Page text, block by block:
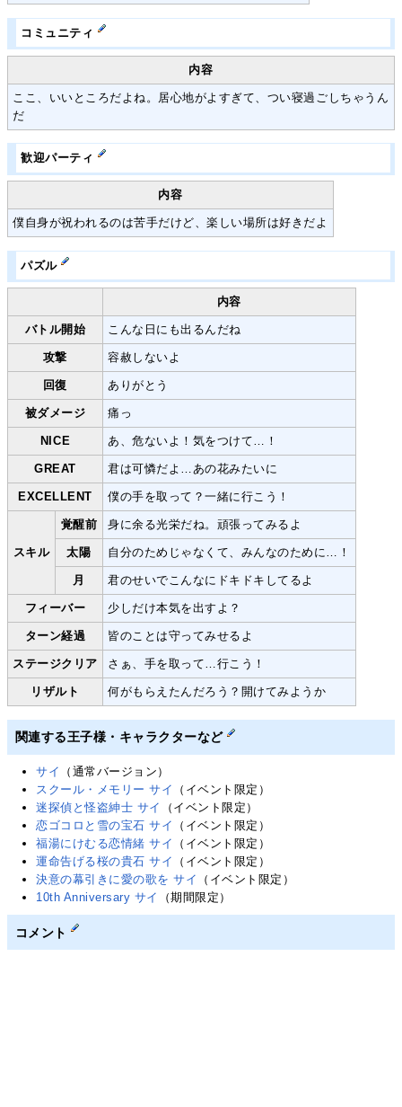
コミュニティ
内容
ここ、いいところだよね。居心地がよすぎて、つい寝過ごしちゃうん
だ
歓迎パーティ
内容
僕自身が祝われるのは苦手だけど、楽しい場所は好きだよ
パズル
内容
バトル開始 こんな日にも出るんだね
攻撃 容赦しないよ
回復 ありがとう
被ダメージ 痛っ
NICE あ、危ないよ！気をつけて…！
GREAT 君は可憐だよ…あの花みたいに
EXCELLENT 僕の手を取って？一緒に行こう！
スキル
覚醒前 身に余る光栄だね。頑張ってみるよ
太陽 自分のためじゃなくて、みんなのために…！
月 君のせいでこんなにドキドキしてるよ
フィーバー 少しだけ本気を出すよ？
ターン経過 皆のことは守ってみせるよ
ステージクリア さぁ、手を取って…行こう！
リザルト 何がもらえたんだろう？開けてみようか
関連する王子様・キャラクターなど
サイ
（通常バージョン）
スクール・メモリー サイ
（イベント限定）
迷探偵と怪盗紳士 サイ
（イベント限定）
恋ゴコロと雪の宝石 サイ
（イベント限定）
福湯にけむる恋情緒 サイ
（イベント限定）
運命告げる桜の貴石 サイ
（イベント限定）
決意の幕引きに愛の歌を サイ
（イベント限定）
10th Anniversary サイ
（期間限定）
コメント